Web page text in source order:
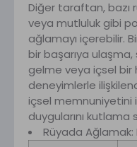
Diğer taraftan, bazı
veya mutluluk gibi
ağlamayı içerebilir.
bir başarıya
gelme veya içsel bir
deneyimlerle
içsel
duygularını kutlama
Rüyada Ağlamak: